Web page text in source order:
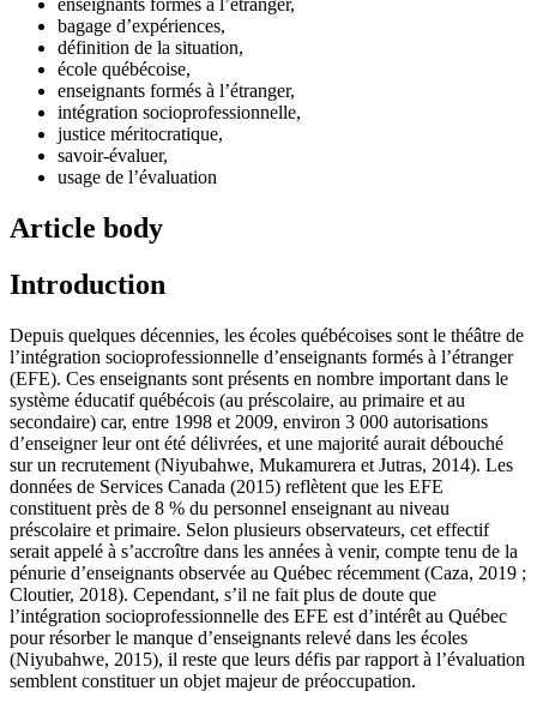
enseignants formés à l’étranger,
bagage d’expériences,
définition de la situation,
école québécoise,
enseignants formés à l’étranger,
intégration socioprofessionnelle,
justice méritocratique,
savoir-évaluer,
usage de l’évaluation
Article body
Introduction
Depuis quelques décennies, les écoles québécoises sont le théâtre de
l’intégration socioprofessionnelle d’enseignants formés à l’étranger
(EFE). Ces enseignants sont présents en nombre important dans le
système éducatif québécois (au préscolaire, au primaire et au
secondaire) car, entre 1998 et 2009, environ 3 000 autorisations
d’enseigner leur ont été délivrées, et une majorité aurait débouché
sur un recrutement (Niyubahwe, Mukamurera et Jutras, 2014). Les
données de Services Canada (2015) reflètent que les EFE
constituent près de 8 % du personnel enseignant au niveau
préscolaire et primaire. Selon plusieurs observateurs, cet effectif
serait appelé à s’accroître dans les années à venir, compte tenu de la
pénurie d’enseignants observée au Québec récemment (Caza, 2019 ;
Cloutier, 2018). Cependant, s’il ne fait plus de doute que
l’intégration socioprofessionnelle des EFE est d’intérêt au Québec
pour résorber le manque d’enseignants relevé dans les écoles
(Niyubahwe, 2015), il reste que leurs défis par rapport à l’évaluation
semblent constituer un objet majeur de préoccupation.